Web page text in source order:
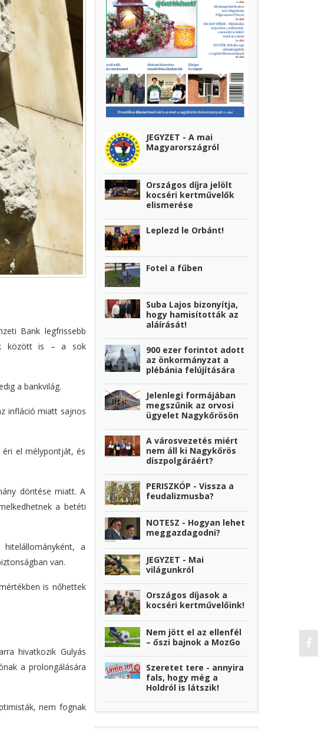
Bank legfrissebb
között is – a sok
a bankvilág.
infláció miatt sajnos
el mélypontját, és
döntése miatt. A
a betéti
a
van.
is nőhettek
hivatkozik Gulyás
a prolongálására
nem fognak
JEGYZET - A mai
Magyarországról
Országos díjra jelölt
kocséri kertművelők
elismerése
Leplezd le Orbánt!
Fotel a fűben
Suba Lajos bizonyítja,
hogy hamisították az
aláírását!
900 ezer forintot adott
az önkormányzat a
plébánia felújítására
Jelenlegi formájában
megszűnik az orvosi
ügyelet Nagykőrösön
A városvezetés miért
nem áll ki Nagykőrös
díszpolgáráért?
PERISZKÓP - Vissza a
feudalizmusba?
NOTESZ - Hogyan lehet
meggazdagodni?
JEGYZET - Mai
világunkról
Országos díjasok a
kocséri kertművelőink!
Nem jött el az ellenfél
– őszi bajnok a MozGo
Szeretet tere - annyira
fals, hogy még a
Holdról is látszik!